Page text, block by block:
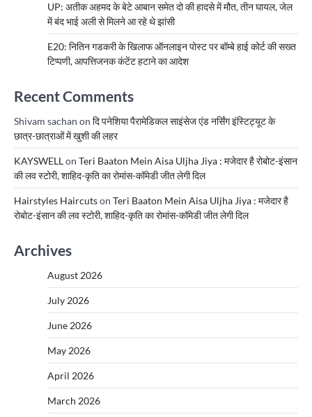
UP: अतीक अहमद के बेटे आबान समेत दो की हादसे में मौत, तीन घायल, जेल
में बंद भाई अली से मिलने आ रहे थे झांसी
E20: नितिन गडकरी के खिलाफ ऑनलाइन पोस्ट पर बॉम्बे हाई कोर्ट की सख्त
टिप्पणी, आपत्तिजनक कंटेंट हटाने का आदेश
Recent Comments
Shivam sachan on दि पनेशिया पैरामेडिकल साइंसेज एंड नर्सिंग इंस्टिट्यूट के
छात्र-छात्राओं में खुशी की लहर
KAYSWELLon Teri Baaton Mein Aisa Uljha Jiya : मजेदार है रोबोट-इंसान
की लव स्टोरी, शाहिद-कृति का रोमांस-कॉमेडी जीत लेगी दिल
Hairstyles Haircutson Teri Baaton Mein Aisa Uljha Jiya : मजेदार है
रोबोट-इंसान की लव स्टोरी, शाहिद-कृति का रोमांस-कॉमेडी जीत लेगी दिल
Archives
August 2026
July 2026
June 2026
May 2026
April 2026
March 2026